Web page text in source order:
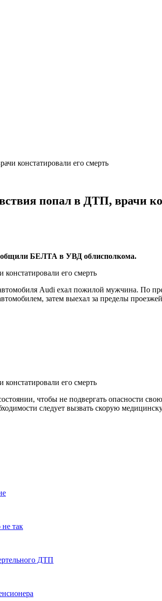
констатировали его смерть
попал в ДТП, врачи
БЕЛТА в УВД облисполкома.
Audi ехал пожилой мужчина. По
затем выехал за пределы
чтобы не подвергать опасности
следует вызвать скорую
так
ДТП